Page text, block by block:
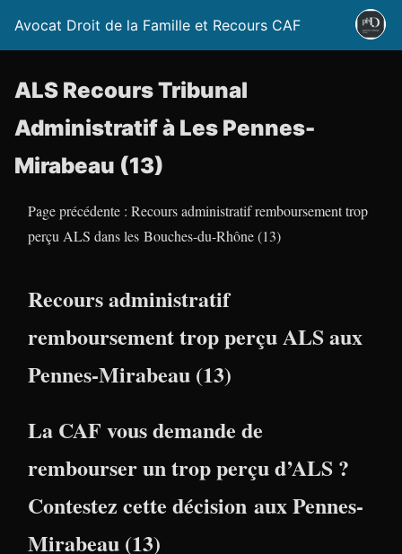
Avocat Droit de la Famille et Recours CAF
ALS Recours Tribunal
Administratif à Les Pennes-
Mirabeau (13)
Page précédente : Recours administratif remboursement trop
perçu ALS dans les Bouches-du-Rhône (13)
Recours administratif
remboursement trop perçu ALS aux
Pennes-Mirabeau (13)
La CAF vous demande de
rembourser un trop perçu d’ALS ?
Contestez cette décision aux Pennes-
Mirabeau (13)